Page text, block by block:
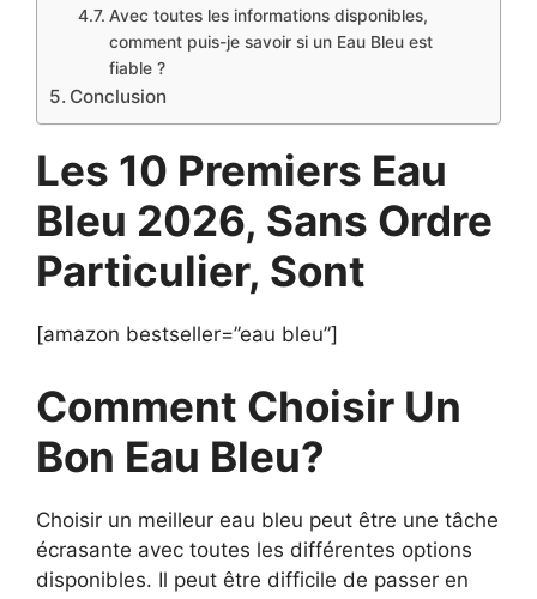
Avec toutes les informations disponibles,
comment puis-je savoir si un Eau Bleu est
fiable ?
Conclusion
Les 10 Premiers Eau
Bleu 2026, Sans Ordre
Particulier, Sont
[amazon bestseller=”eau bleu”]
Comment Choisir Un
Bon Eau Bleu?
Choisir un meilleur eau bleu peut être une tâche
écrasante avec toutes les différentes options
disponibles. Il peut être difficile de passer en